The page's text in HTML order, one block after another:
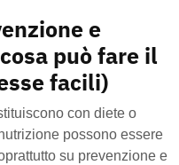
e
può fare il
facili)
con diete o
possono essere
su prevenzione e